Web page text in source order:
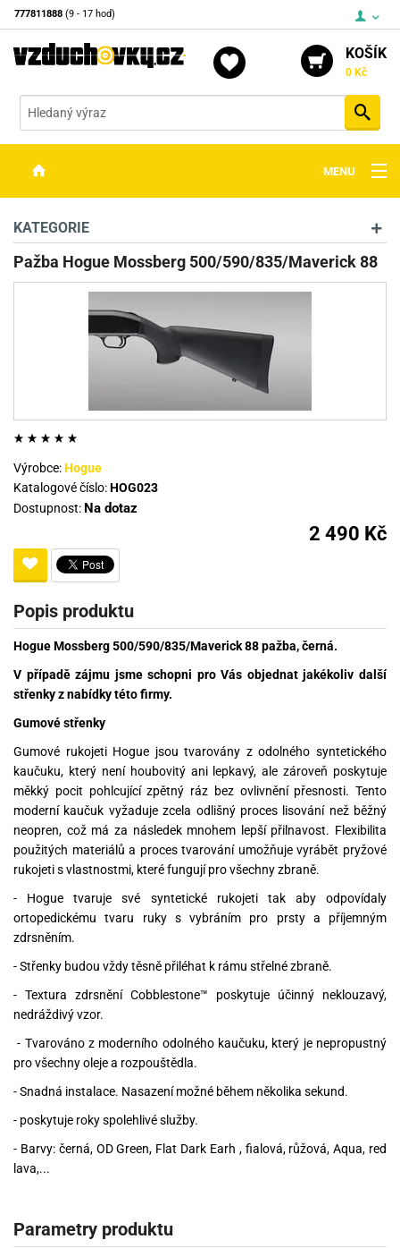
777811888 (9 - 17 hod)
KOŠÍK
0 Kč
MENU
OPTIKA
STŘELIVO
PŘÍSLUŠENSTVÍ
KATEGORIE
Pažba Hogue Mossberg 500/590/835/Maverick 88
Výrobce:Hogue
Katalogové číslo:HOG023
Dostupnost: Na dotaz
2 490 Kč
Popis produktu
Hogue Mossberg 500/590/835/Maverick 88 pažba, černá.
V případě zájmu jsme schopni pro Vás objednat jakékoliv další
střenky z nabídky této firmy.
Gumové střenky
Gumové rukojeti Hogue jsou tvarovány z odolného syntetického
kaučuku, který není houbovitý ani lepkavý, ale zároveň poskytuje
měkký pocit pohlcující zpětný ráz bez ovlivnění přesnosti. Tento
moderní kaučuk vyžaduje zcela odlišný proces lisování než běžný
neopren, což má za následek mnohem lepší přilnavost. Flexibilita
použitých materiálů a proces tvarování umožňuje vyrábět pryžové
rukojeti s vlastnostmi, které fungují pro všechny zbraně.
- Hogue tvaruje své syntetické rukojeti tak aby odpovídaly
ortopedickému tvaru ruky s vybráním pro prsty a příjemným
zdrsněním.
- Střenky budou vždy těsně přiléhat k rámu střelné zbraně.
- Textura zdrsnění Cobblestone™ poskytuje účinný neklouzavý,
nedráždivý vzor.
- Tvarováno z moderního odolného kaučuku, který je nepropustný
pro všechny oleje a rozpouštědla.
- Snadná instalace. Nasazení možné během několika sekund.
- poskytuje roky spolehlivé služby.
- Barvy: černá, OD Green, Flat Dark Earh , fialová, růžová, Aqua, red
lava,...
Parametry produktu